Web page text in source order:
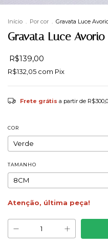
Início . Por cor . Gravata Luce
Gravata Luce Avorio
R$139,00
R$132,05 com Pix
Frete grátis a partir de
COR
TAMANHO
Atenção, última peça!